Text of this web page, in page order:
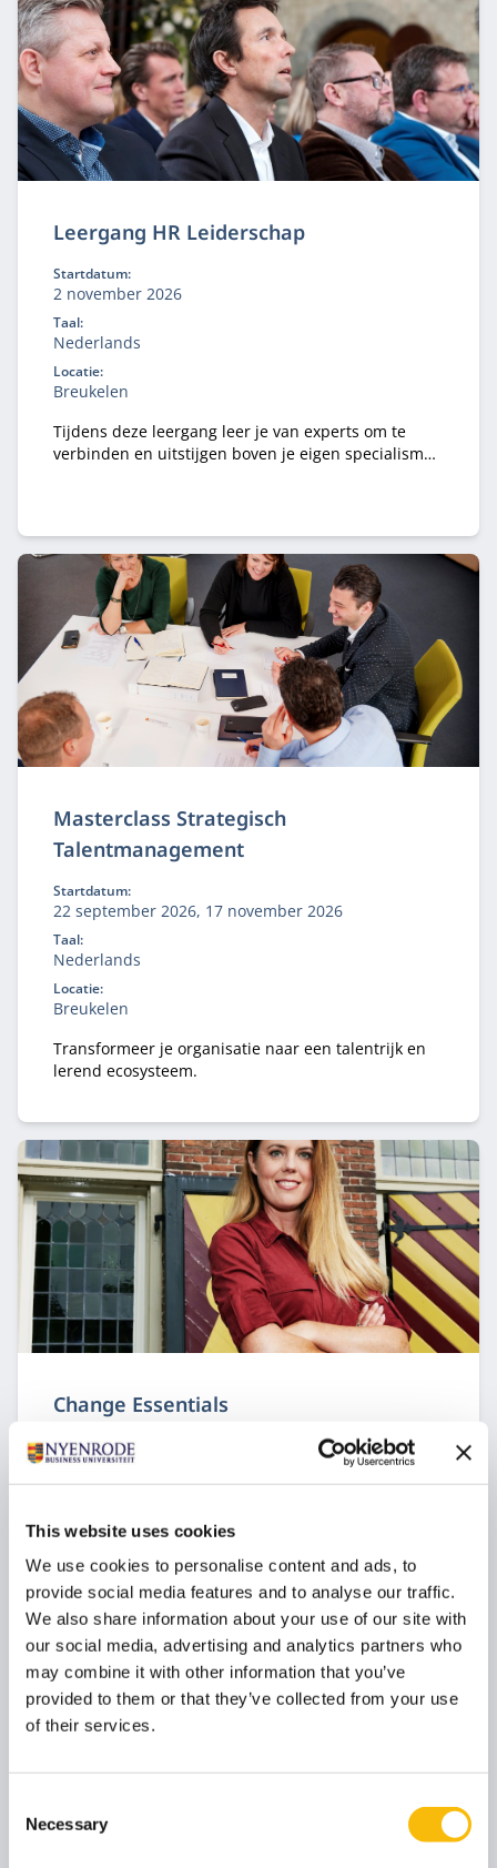
This website uses cookies
We use cookies to personalise content and ads, to
provide social media features and to analyse our traffic.
We also share information about your use of our site with
our social media, advertising and analytics partners who
may combine it with other information that you’ve
provided to them or that they’ve collected from your use
of their services.
Selection
Necessary
Leergang HR Leiderschap
Startdatum:
2 november 2026
Taal:
Nederlands
Locatie:
Breukelen
Tijdens deze leergang leer je van experts om te
verbinden en uitstijgen boven je eigen specialisme
Masterclass Strategisch
Talentmanagement
Startdatum:
22 september 2026, 17 november 2026
Taal:
Nederlands
Locatie:
Breukelen
Transformeer je organisatie naar een talentrijk en
lerend ecosysteem.
Change Essentials
Startdatum:
5 november 2026
Locatie:
Breukelen
Online
In het Change Essentials programma leggen we het
fundament van verandermanagement. Het
programma is voor professionals die geen tot
weinig ervaring hebben met verandermanagement.